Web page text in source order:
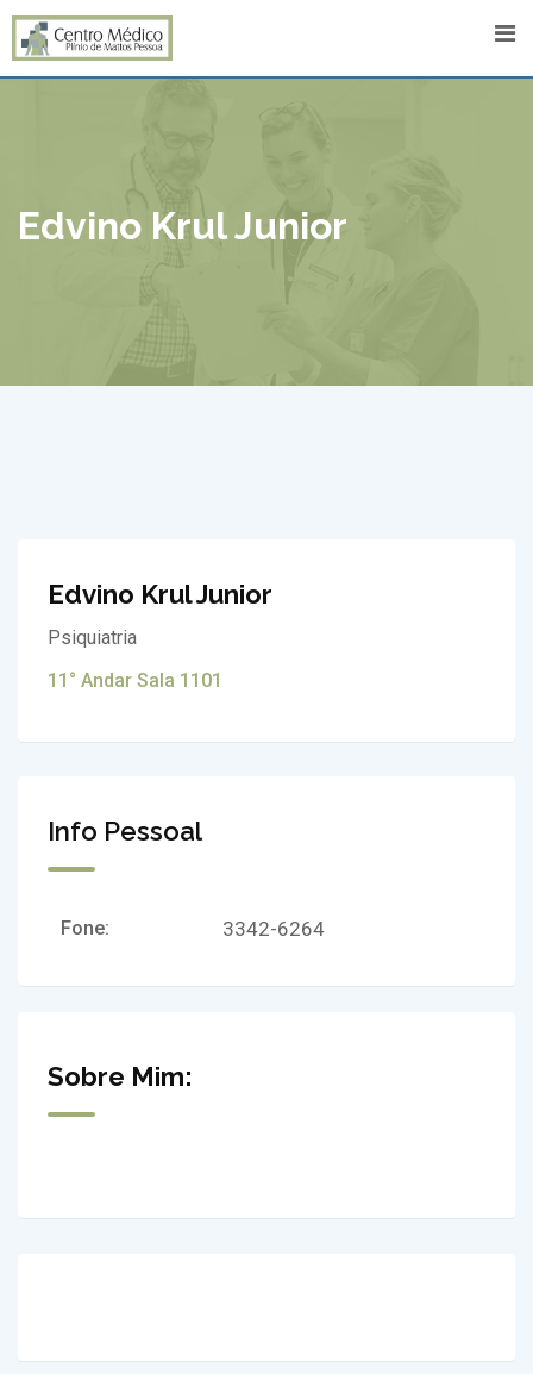
Skip
content
Edvino Krul Junior
Edvino Krul Junior
Psiquiatria
11° Andar Sala 1101
Info Pessoal
Fone: 3342-6264
Sobre Mim: